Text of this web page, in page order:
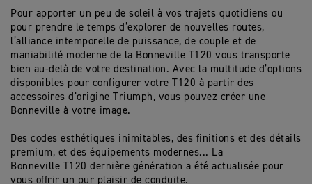
Pour apporter un peu de soleil à vos trajets quotidiens ou
pour prendre le temps d’explorer de nouvelles routes,
l’alliance intemporelle de puissance, de couple et de
maniabilité moderne de la Bonneville T120 vous transporte
bien au-delà de votre destination. Avec la multitude d’options
disponibles pour configurer votre T120 à partir des
accessoires d’origine Triumph, vous pouvez créer une
Bonneville à votre image.
Des codes esthétiques inimitables, des finitions et des détails
premium, et des équipements modernes... La
Bonneville T120 dernière génération a été actualisée pour
vous offrir un pur plaisir de conduite.